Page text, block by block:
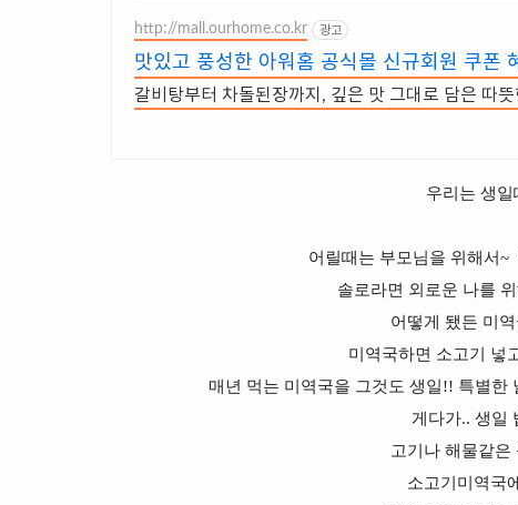
http://mall.ourhome.co.kr 광고
맛있고 풍성한 아워홈 공식몰 신규회원 쿠폰
갈비탕부터 차돌된장까지, 깊은 맛 그대로 담은 따
우리는 생
어릴때는 부모님을 위해서
솔로라면 외로운 나를
어떻게 됐든 미
미역국하면 소고기 넣
매년 먹는 미역국을 그것도 생일!! 특별한
게다가.. 생일
고기나 해물같은
소고기미역국